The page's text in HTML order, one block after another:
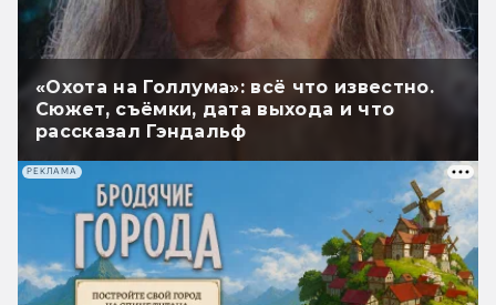
«Охота на Голлума»: всё что известно.
Сюжет, съёмки, дата выхода и что
рассказал Гэндальф
РЕКЛАМА